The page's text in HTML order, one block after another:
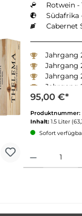
Rotwein -
Cabernet
Jahrgang
Jahrgang
Jahrgang
Jahrgang 2022 -
95,00 €*
Produktnummer:
Inhalt: 1.5 Liter
Sofort